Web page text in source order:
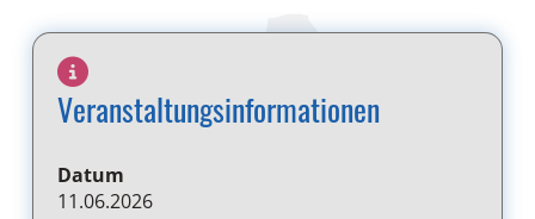
Veranstaltungsinformationen
Datum
11.06.2026